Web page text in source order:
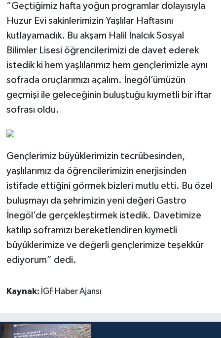
“Geçtiğimiz hafta yoğun programlar dolayısıyla
Huzur Evi sakinlerimizin Yaşlılar Haftasını
kutlayamadık. Bu akşam Halil İnalcık Sosyal
Bilimler Lisesi öğrencilerimizi de davet ederek
istedik ki hem yaşlılarımız hem gençlerimizle aynı
sofrada oruçlarımızı açalım. İnegöl’ümüzün
geçmişi ile geleceğinin buluştuğu kıymetli bir iftar
sofrası oldu.
Gençlerimiz büyüklerimizin tecrübesinden,
yaşlılarımız da öğrencilerimizin enerjisinden
istifade ettiğini görmek bizleri mutlu etti. Bu özel
buluşmayı da şehrimizin yeni değeri Gastro
İnegöl’de gerçekleştirmek istedik. Davetimize
katılıp soframızı bereketlendiren kıymetli
büyüklerimize ve değerli gençlerimize teşekkür
ediyorum” dedi.
Kaynak: İGF Haber Ajansı